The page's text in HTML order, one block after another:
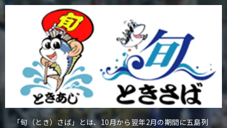
「旬（とき）さば」とは、10月から翌年2月の期間に五島列